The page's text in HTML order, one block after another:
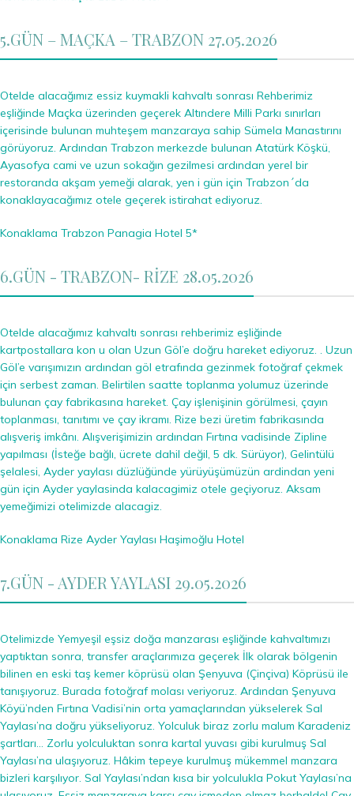
5.GÜN – MAÇKA – TRABZON 27.05.2026
Otelde alacağımız essiz kuymakli kahvaltı sonrası Rehberimiz
eşliğinde Maçka üzerinden geçerek Altındere Milli Parkı sınırları
içerisinde bulunan muhteşem manzaraya sahip Sümela Manastırını
görüyoruz. Ardından Trabzon merkezde bulunan Atatürk Köşkü,
Ayasofya cami ve uzun sokağın gezilmesi ardından yerel bir
restoranda akşam yemeği alarak, yen i gün için Trabzon´da
konaklayacağımız otele geçerek istirahat ediyoruz.
Konaklama Trabzon Panagia Hotel 5*
6.GÜN - TRABZON- RİZE 28.05.2026
Otelde alacağımız kahvaltı sonrası rehberimiz eşliğinde
kartpostallara kon u olan Uzun Göl’e doğru hareket ediyoruz. . Uzun
Göl’e varışımızın ardından göl etrafında gezinmek fotoğraf çekmek
için serbest zaman. Belirtilen saatte toplanma yolumuz üzerinde
bulunan çay fabrikasına hareket. Çay işlenişinin görülmesi, çayın
toplanması, tanıtımı ve çay ikramı. Rize bezi üretim fabrikasında
alışveriş imkânı. Alışverişimizin ardından Fırtına vadisinde Zipline
yapılması (İsteğe bağlı, ücrete dahil değil, 5 dk. Sürüyor), Gelintülü
şelalesi, Ayder yaylası düzlüğünde yürüyüşümüzün ardindan yeni
gün için Ayder yaylasinda kalacagimiz otele geçiyoruz. Aksam
yemeğimizi otelimizde alacagiz.
Konaklama Rize Ayder Yaylası Haşimoğlu Hotel
7.GÜN - AYDER YAYLASI 29.05.2026
Otelimizde Yemyeşil eşsiz doğa manzarası eşliğinde kahvaltımızı
yaptıktan sonra, transfer araçlarımıza geçerek İlk olarak bölgenin
bilinen en eski taş kemer köprüsü olan Şenyuva (Çinçiva) Köprüsü ile
tanışıyoruz. Burada fotoğraf molası veriyoruz. Ardından Şenyuva
Köyü’nden Fırtına Vadisi’nin orta yamaçlarından yükselerek Sal
Yaylası’na doğru yükseliyoruz. Yolculuk biraz zorlu malum Karadeniz
şartları… Zorlu yolculuktan sonra kartal yuvası gibi kurulmuş Sal
Yaylası’na ulaşıyoruz. Hâkim tepeye kurulmuş mükemmel manzara
bizleri karşılıyor. Sal Yaylası’ndan kısa bir yolculukla Pokut Yaylası’na